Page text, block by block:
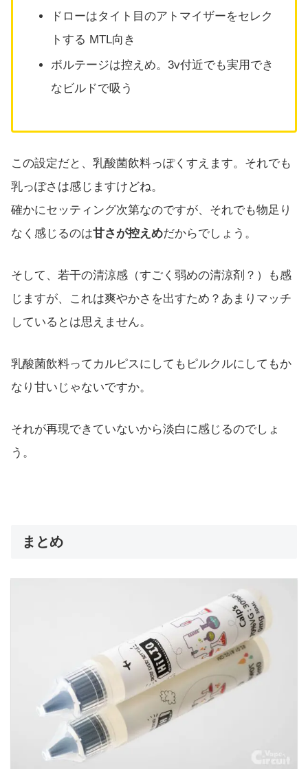
ドローはタイト目のアトマイザーをセレク
トする MTL向き
ボルテージは控えめ。3v付近でも実用でき
なビルドで吸う
この設定だと、乳酸菌飲料っぽくすえます。それでも
乳っぽさは感じますけどね。
確かにセッティング次第なのですが、それでも物足り
なく感じるのは甘さが控えめだからでしょう。
そして、若干の清涼感（すごく弱めの清涼剤？）も感
じますが、これは爽やかさを出すため？あまりマッチ
しているとは思えません。
乳酸菌飲料ってカルピスにしてもピルクルにしてもか
なり甘いじゃないですか。
それが再現できていないから淡白に感じるのでしょ
う。
まとめ